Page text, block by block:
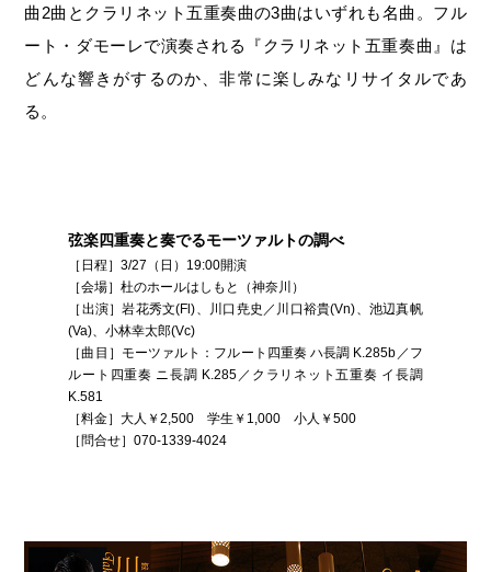
曲2曲とクラリネット五重奏曲の3曲はいずれも名曲。フル
ート・ダモーレで演奏される『クラリネット五重奏曲』は
どんな響きがするのか、非常に楽しみなリサイタルであ
る。
弦楽四重奏と奏でるモーツァルトの調べ
［日程］3/27（日）19:00開演
［会場］杜のホールはしもと（神奈川）
［出演］岩花秀文(Fl)、川口尭史／川口裕貴(Vn)、池辺真帆
(Va)、小林幸太郎(Vc)
［曲目］モーツァルト：フルート四重奏 ハ長調 K.285b／フ
ルート四重奏 ニ長調 K.285／クラリネット五重奏 イ長調
K.581
［料金］大人￥2,500 学生￥1,000 小人￥500
［問合せ］070-1339-4024